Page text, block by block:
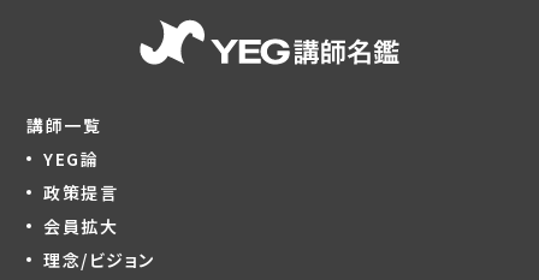
講師一覧
YEG論
政策提言
会員拡大
理念/ビジョン